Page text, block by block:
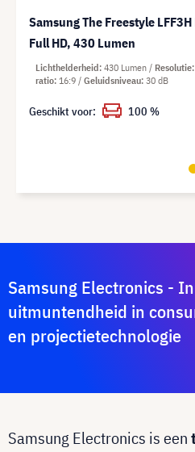
Samsung The Freestyle
Full HD, 430 Lumen
Lichthelderheid 430 Lumen Resolutie
ratio 16:9 Geluidsniveau 30 dB
Geschikt voor: 100 %
Samsung Electronics -
uitmuntendheid in
en projectietechnologie
Samsung Electronics is een